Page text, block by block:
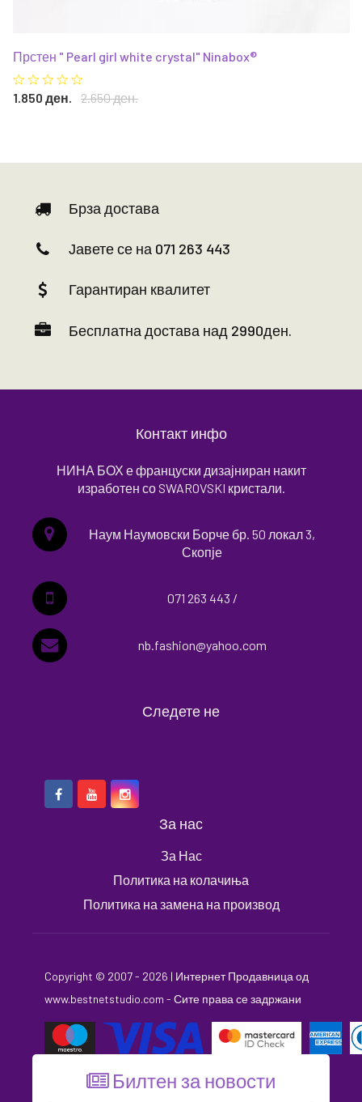
Прстен " Pearl girl white crystal" Ninabox®
1.850 ден. 2.650 ден.
Брза достава
Јавете се на 071 263 443
Гарантиран квалитет
Бесплатна достава над 2990ден.
Контакт инфо
НИНА БОХ е француски дизајниран накит
изработен со SWAROVSKI кристали.
Наум Наумовски Борче бр. 50 локал 3,
Скопје
071 263 443 /
nb.fashion@yahoo.com
Следете не
За нас
За Нас
Политика на колачиња
Политика на замена на производ
Copyright © 2007 - 2026 | Интернет Продавница од
www.bestnetstudio.com - Сите права се задржани
Билтен за новости